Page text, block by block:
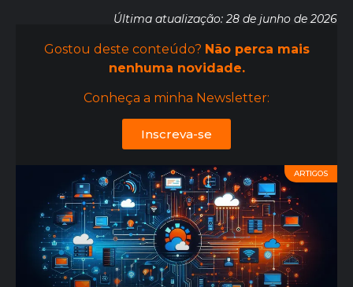
Última atualização: 28 de junho de 2026
Gostou deste conteúdo? Não perca mais
nenhuma novidade.
Conheça a minha Newsletter:
Inscreva-se
ARTIGOS